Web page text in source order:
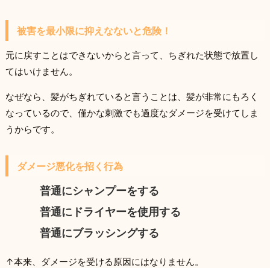
被害を最小限に抑えなないと危険！
元に戻すことはできないからと言って、ちぎれた状態で放置し
てはいけません。
なぜなら、髪がちぎれていると言うことは、髪が非常にもろく
なっているので、僅かな刺激でも過度なダメージを受けてしま
うからです。
ダメージ悪化を招く行為
普通にシャンプーをする
普通にドライヤーを使用する
普通にブラッシングする
↑本来、ダメージを受ける原因にはなりません。